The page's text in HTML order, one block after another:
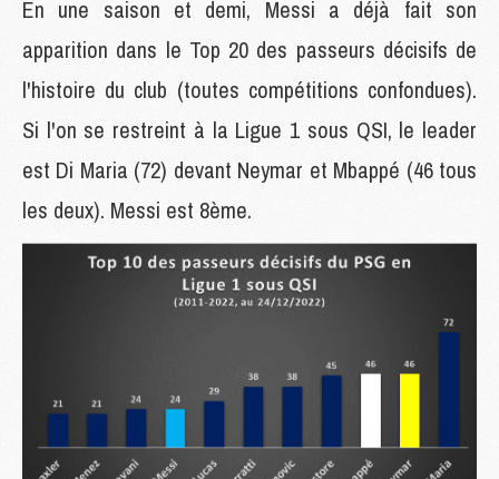
En une saison et demi, Messi a déjà fait son
apparition dans le Top 20 des passeurs décisifs de
l'histoire du club (toutes compétitions confondues).
Si l'on se restreint à la Ligue 1 sous QSI, le leader
est Di Maria (72) devant Neymar et Mbappé (46 tous
les deux). Messi est 8ème.